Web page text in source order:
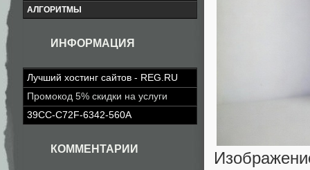
АЛГОРИТМЫ
ИНФОРМАЦИЯ
Лучший хостинг сайтов - REG.RU
Промокод 5% скидки на услуги
39CC-C72F-6342-560A
КОММЕНТАРИИ